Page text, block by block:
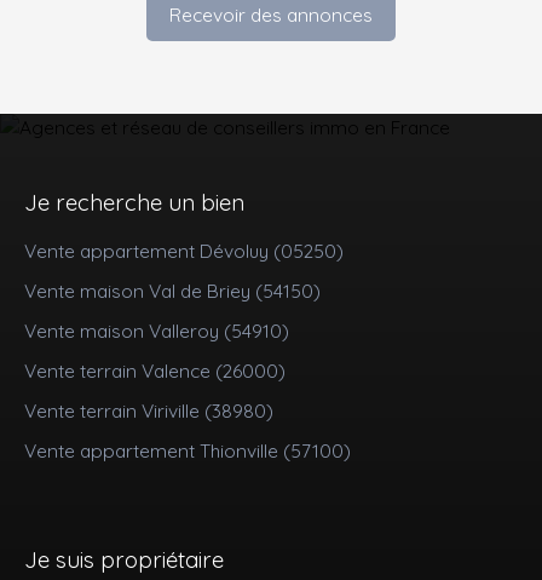
Recevoir des annonces
Je recherche un bien
Vente appartement Dévoluy (05250)
Vente maison Val de Briey (54150)
Vente maison Valleroy (54910)
Vente terrain Valence (26000)
Vente terrain Viriville (38980)
Vente appartement Thionville (57100)
Je suis propriétaire